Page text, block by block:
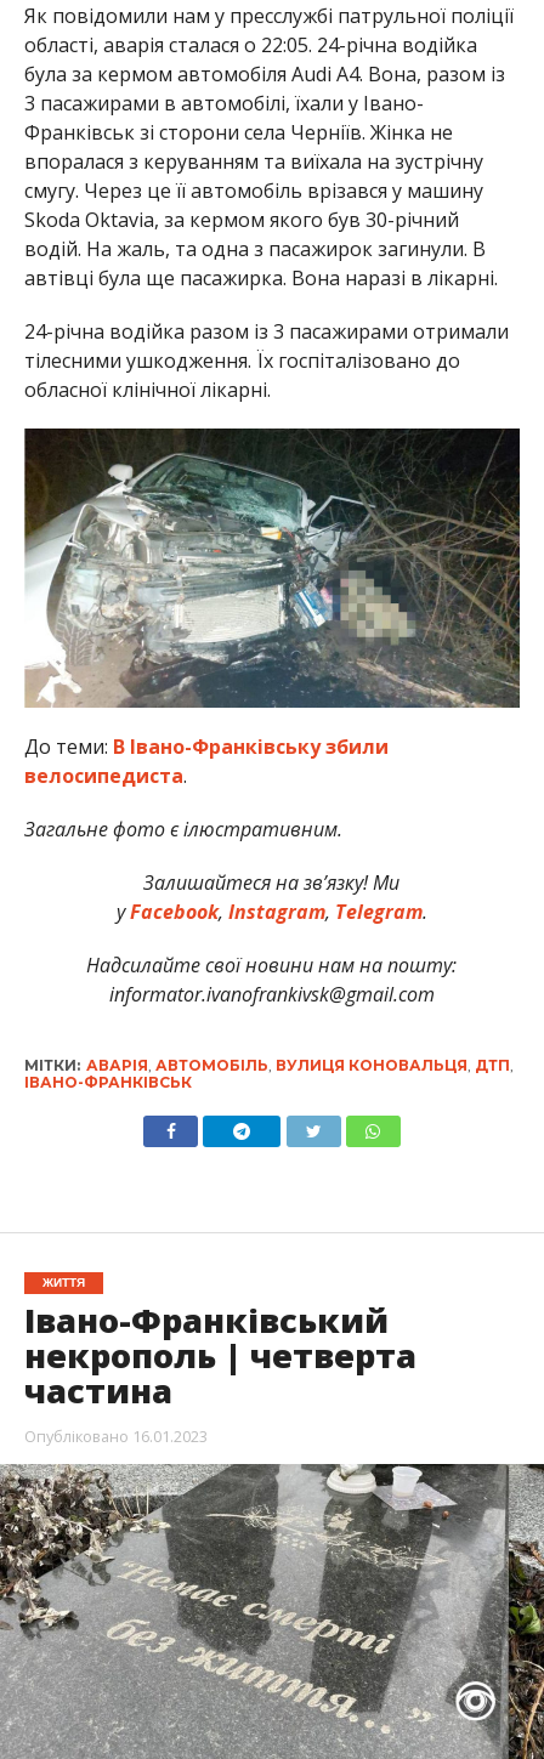
Як повідомили нам у пресслужбі патрульної поліції
області, аварія сталася о 22:05. 24-річна водійка
була за кермом автомобіля Audi A4. Вона, разом із
3 пасажирами в автомобілі, їхали у Івано-
Франківськ зі сторони села Черніїв. Жінка не
впоралася з керуванням та виїхала на зустрічну
смугу. Через це її автомобіль врізався у машину
Skoda Oktavia, за кермом якого був 30-річний
водій. На жаль, та одна з пасажирок загинули. В
автівці була ще пасажирка. Вона наразі в лікарні.
24-річна водійка разом із 3 пасажирами отримали
тілесними ушкодження. Їх госпіталізовано до
обласної клінічної лікарні.
До теми: В Івано-Франківську збили
велосипедиста.
Загальне фото є ілюстративним.
Залишайтеся на зв’язку! Ми
уFacebook, Instagram, Telegram.
Надсилайте свої новини нам на пошту:
informator.ivanofrankivsk@gmail.com
МІТКИ: АВАРІЯ АВТОМОБІЛЬ ВУЛИЦЯ КОНОВАЛЬЦЯ ДТП
ІВАНО-ФРАНКІВСЬК
ЖИТТЯ
Івано-Франківський
некрополь | четверта
частина
Опубліковано 16.01.2023